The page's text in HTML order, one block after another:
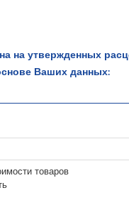
на утвержденных
Ваших данных:
товаров